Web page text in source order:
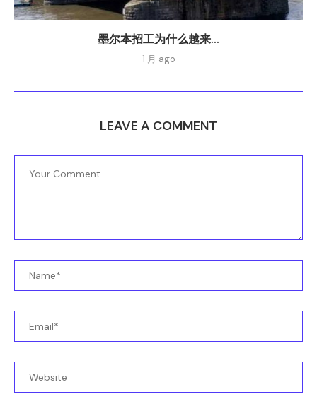
墨尔本招工为什么越来...
1 月 ago
LEAVE A COMMENT